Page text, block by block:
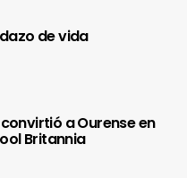
de vida
convirtió a Ourense en
Britannia